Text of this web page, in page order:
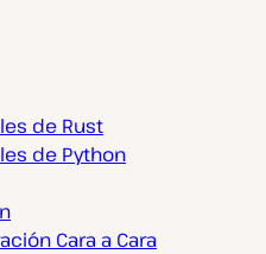
de Rust
de Python
Cara a Cara